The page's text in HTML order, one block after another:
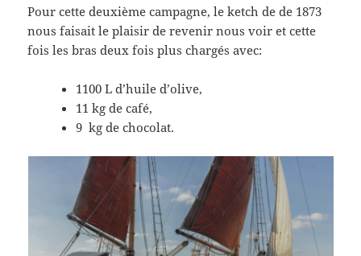
Pour cette deuxième campagne, le ketch de de 1873
nous faisait le plaisir de revenir nous voir et cette
fois les bras deux fois plus chargés avec:
1100 L d’huile d’olive,
11 kg de café,
9 kg de chocolat.